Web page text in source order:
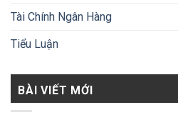
Tài Chính Ngân Hàng
Tiểu Luận
BÀI VIẾT MỚI